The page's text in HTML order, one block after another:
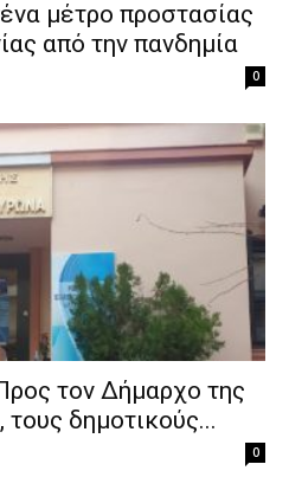
μέτρο προστασίας
από την πανδημία
0
τον Δήμαρχο της
δημοτικούς...
0